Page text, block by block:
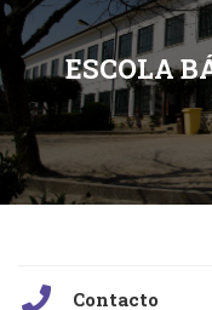
ESCOLA
Contacto